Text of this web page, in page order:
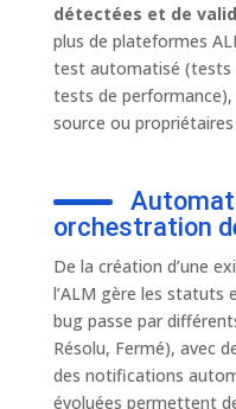
détectées et de
plus de plateformes
test automatisé (tests
tests de
source ou
orchestration
De la création d’une
l’ALM gère les statuts
bug passe par
Résolu, Fermé), avec
des notifications
évoluées permettent